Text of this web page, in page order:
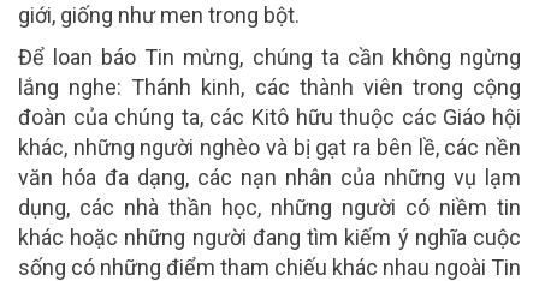
giới, giống như men trong bột.
Để loan báo Tin mừng, chúng ta cần không ngừng
lắng nghe: Thánh kinh, các thành viên trong cộng
đoàn của chúng ta, các Kitô hữu thuộc các Giáo hội
khác, những người nghèo và bị gạt ra bên lề, các nền
văn hóa đa dạng, các nạn nhân của những vụ lạm
dụng, các nhà thần học, những người có niềm tin
khác hoặc những người đang tìm kiếm ý nghĩa cuộc
sống có những điểm tham chiếu khác nhau ngoài Tin